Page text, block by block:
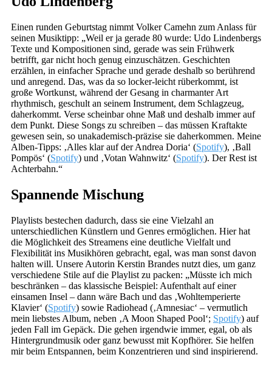
Einen runden Geburtstag nimmt Volker Camehn zum Anlass für
seinen Musiktipp: „Weil er ja gerade 80 wurde: Udo Lindenbergs
Texte und Kompositionen sind, gerade was sein Frühwerk
betrifft, gar nicht hoch genug einzuschätzen. Geschichten
erzählen, in einfacher Sprache und gerade deshalb so berührend
und anregend. Das, was da so locker-leicht rüberkommt, ist
große Wortkunst, während der Gesang in charmanter Art
rhythmisch, geschult an seinem Instrument, dem Schlagzeug,
daherkommt. Verse scheinbar ohne Maß und deshalb immer auf
dem Punkt. Diese Songs zu schreiben – das müssen Kraftakte
gewesen sein, so unakademisch-präzise sie daherkommen. Meine
Alben-Tipps: ‚Alles klar auf der Andrea Doria‘ (Spotify), ‚Ball
Pompös‘ (Spotify) und ‚Votan Wahnwitz‘ (Spotify). Der Rest ist
Achterbahn.“
Spannende Mischung
Playlists bestechen dadurch, dass sie eine Vielzahl an
unterschiedlichen Künstlern und Genres ermöglichen. Hier hat
die Möglichkeit des Streamens eine deutliche Vielfalt und
Flexibilität ins Musikhören gebracht, egal, was man sonst davon
halten will. Unsere Autorin Kerstin Brandes nutzt dies, um ganz
verschiedene Stile auf die Playlist zu packen: „Müsste ich mich
beschränken – das klassische Beispiel: Aufenthalt auf einer
einsamen Insel – dann wäre Bach und das ‚Wohltemperierte
Klavier‘ (Spotify) sowie Radiohead (‚Amnesiac‘ – vermutlich
mein liebstes Album, neben ‚A Moon Shaped Pool‘; Spotify) auf
jeden Fall im Gepäck. Die gehen irgendwie immer, egal, ob als
Hintergrundmusik oder ganz bewusst mit Kopfhörer. Sie helfen
mir beim Entspannen, beim Konzentrieren und sind inspirierend.